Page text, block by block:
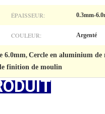
ÉPAISSEUR: 0.3mm-
COULEUR: Argenté
6.0mm, Cercle en aluminium
finition de moulin